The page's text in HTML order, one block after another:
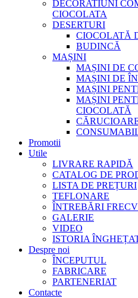
DECORATIUNI
CIOCOLATA
DESERTURI
CIOCOLATĂ
BUDINCĂ
MAȘINI
MAȘINI DE
MAȘINI DE
MAȘINI
MAȘINI
CIOCOLATĂ
Promotii
Utile
LIVRARE RAPIDĂ
CATALOG DE
LISTA DE PREȚURI
TEFLONARE
ÎNTREBĂRI
GALERIE
VIDEO
ISTORIA
Despre noi
ÎNCEPUTUL
FABRICARE
PARTENERIAT
Contacte